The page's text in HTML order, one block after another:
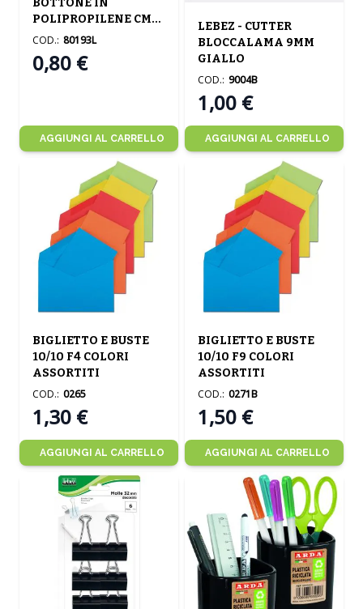
BOTTONE IN
POLIPROPILENE CM
33.5X23.5 ASSORTITA
0,80 €
COD.: 80193L
AGGIUNGI AL CARRELLO
LEBEZ - CUTTER
BLOCCALAMA 9MM
GIALLO
1,00 €
COD.: 9004B
AGGIUNGI AL CARRELLO
BIGLIETTO E BUSTE
10/10 F4 COLORI
ASSORTITI
1,30 €
COD.: 0265
AGGIUNGI AL CARRELLO
BIGLIETTO E BUSTE
10/10 F9 COLORI
ASSORTITI
1,50 €
COD.: 0271B
AGGIUNGI AL CARRELLO